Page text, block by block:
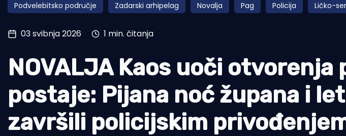
Pomorstvo
Ribolov
Tradicija i kultura
Podvelebitsko područje Zadarski arhipelag Novalja Pag Policija Ličko-
03 svibnja 2026 1 min. čitanja
NOVALJA Kaos uoči otvorenja
postaje: Pijana noć župana i
završili policijskim